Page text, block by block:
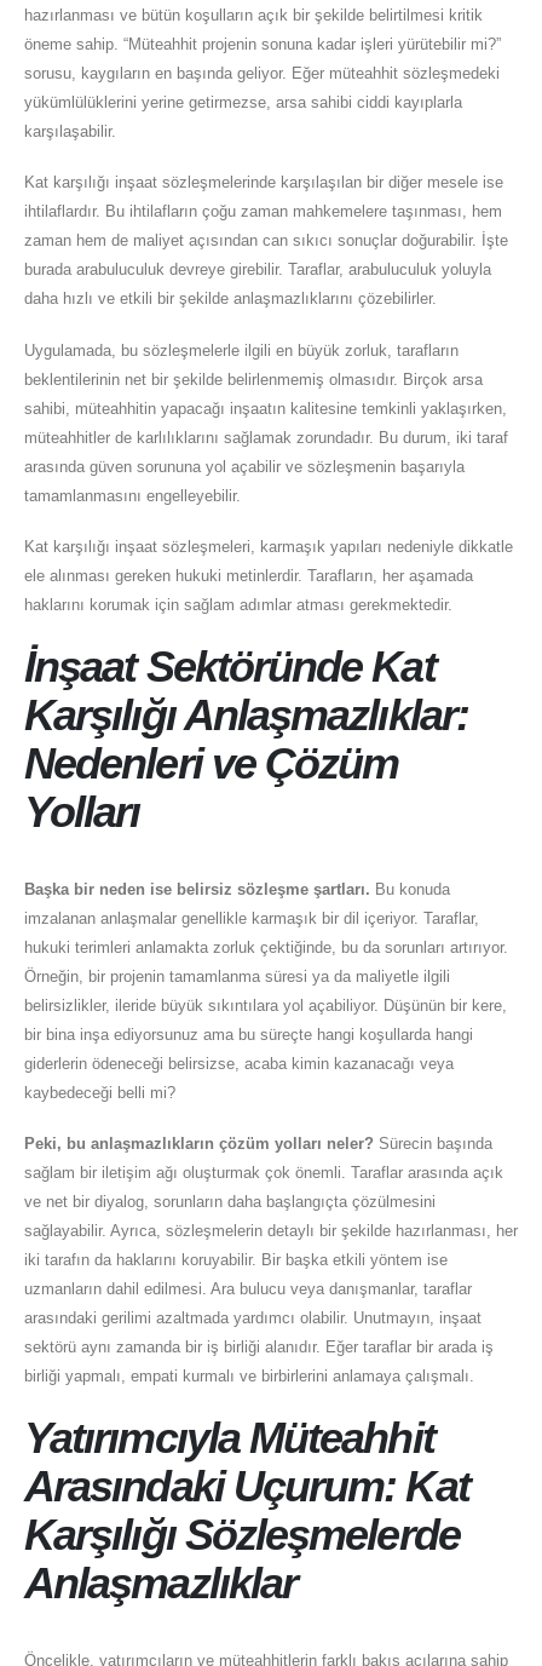
hazırlanması ve bütün koşulların açık bir şekilde belirtilmesi kritik
öneme sahip. “Müteahhit projenin sonuna kadar işleri yürütebilir mi?”
sorusu, kaygıların en başında geliyor. Eğer müteahhit sözleşmedeki
yükümlülüklerini yerine getirmezse, arsa sahibi ciddi kayıplarla
karşılaşabilir.
Kat karşılığı inşaat sözleşmelerinde karşılaşılan bir diğer mesele ise
ihtilaflardır. Bu ihtilafların çoğu zaman mahkemelere taşınması, hem
zaman hem de maliyet açısından can sıkıcı sonuçlar doğurabilir. İşte
burada arabuluculuk devreye girebilir. Taraflar, arabuluculuk yoluyla
daha hızlı ve etkili bir şekilde anlaşmazlıklarını çözebilirler.
Uygulamada, bu sözleşmelerle ilgili en büyük zorluk, tarafların
beklentilerinin net bir şekilde belirlenmemiş olmasıdır. Birçok arsa
sahibi, müteahhitin yapacağı inşaatın kalitesine temkinli yaklaşırken,
müteahhitler de karlılıklarını sağlamak zorundadır. Bu durum, iki taraf
arasında güven sorununa yol açabilir ve sözleşmenin başarıyla
tamamlanmasını engelleyebilir.
Kat karşılığı inşaat sözleşmeleri, karmaşık yapıları nedeniyle dikkatle
ele alınması gereken hukuki metinlerdir. Tarafların, her aşamada
haklarını korumak için sağlam adımlar atması gerekmektedir.
İnşaat Sektöründe Kat
Karşılığı Anlaşmazlıklar:
Nedenleri ve Çözüm
Yolları
Başka bir neden ise belirsiz sözleşme şartları. Bu konuda
imzalanan anlaşmalar genellikle karmaşık bir dil içeriyor. Taraflar,
hukuki terimleri anlamakta zorluk çektiğinde, bu da sorunları artırıyor.
Örneğin, bir projenin tamamlanma süresi ya da maliyetle ilgili
belirsizlikler, ileride büyük sıkıntılara yol açabiliyor. Düşünün bir kere,
bir bina inşa ediyorsunuz ama bu süreçte hangi koşullarda hangi
giderlerin ödeneceği belirsizse, acaba kimin kazanacağı veya
kaybedeceği belli mi?
Peki, bu anlaşmazlıkların çözüm yolları neler? Sürecin başında
sağlam bir iletişim ağı oluşturmak çok önemli. Taraflar arasında açık
ve net bir diyalog, sorunların daha başlangıçta çözülmesini
sağlayabilir. Ayrıca, sözleşmelerin detaylı bir şekilde hazırlanması, her
iki tarafın da haklarını koruyabilir. Bir başka etkili yöntem ise
uzmanların dahil edilmesi. Ara bulucu veya danışmanlar, taraflar
arasındaki gerilimi azaltmada yardımcı olabilir. Unutmayın, inşaat
sektörü aynı zamanda bir iş birliği alanıdır. Eğer taraflar bir arada iş
birliği yapmalı, empati kurmalı ve birbirlerini anlamaya çalışmalı.
Yatırımcıyla Müteahhit
Arasındaki Uçurum: Kat
Karşılığı Sözleşmelerde
Anlaşmazlıklar
Öncelikle, yatırımcıların ve müteahhitlerin farklı bakış açılarına sahip